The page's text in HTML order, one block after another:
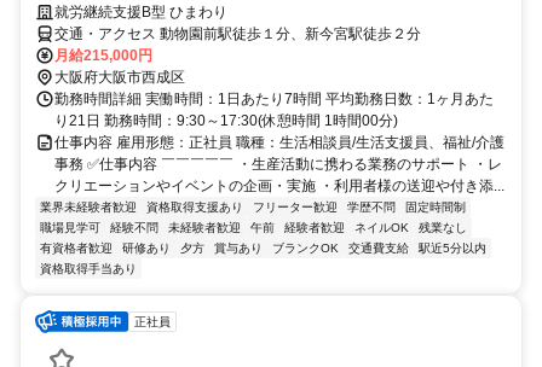
就労継続支援B型 ひまわり
交通・アクセス 動物園前駅徒歩１分、新今宮駅徒歩２分
月給215,000円
大阪府大阪市西成区
勤務時間詳細 実働時間：1日あたり7時間 平均勤務日数：1ヶ月あた
り21日 勤務時間：9:30～17:30(休憩時間 1時間00分)
仕事内容 雇用形態：正社員 職種：生活相談員/生活支援員、福祉/介護
事務 ✅仕事内容 ￣￣￣￣￣ ・生産活動に携わる業務のサポート ・レ
クリエーションやイベントの企画・実施 ・利用者様の送迎や付き添...
業界未経験者歓迎 資格取得支援あり フリーター歓迎 学歴不問
固定時間制
職場見学可
経験不問 未経験者歓迎 午前 経験者歓迎 ネイルOK
残業なし
有資格者歓迎
研修あり 夕方 賞与あり ブランクOK 交通費支給
駅近5分以内
資格取得手当あり
正社員